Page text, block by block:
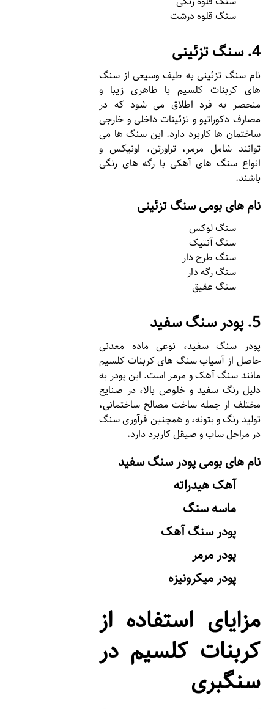
سنگ قلوه درشت
4. سنگ تزئینی
نام سنگ تزئینی به طیف وسیعی از سنگ
های کربنات کلسیم با ظاهری زیبا و
منحصر به فرد اطلاق می شود که در
مصارف دکوراتیو و تزئینات داخلی و خارجی
ساختمان ها کاربرد دارد. این سنگ ها می
توانند شامل مرمر، تراورتن، اونیکس و
انواع سنگ های آهکی با رگه های رنگی
باشند.
نام های بومی سنگ تزئینی
سنگ لوکس
سنگ آنتیک
سنگ طرح دار
سنگ رگه دار
سنگ عقیق
5. پودر سنگ سفید
پودر سنگ سفید، نوعی ماده معدنی
حاصل از آسیاب سنگ های کربنات کلسیم
مانند سنگ آهک و مرمر است. این پودر به
دلیل رنگ سفید و خلوص بالا، در صنایع
مختلف از جمله ساخت مصالح ساختمانی،
تولید رنگ و بتونه، و همچنین فرآوری سنگ
در مراحل ساب و صیقل کاربرد دارد.
نام های بومی پودر سنگ سفید
آهک هیدراته
ماسه سنگ
پودر سنگ آهک
پودر مرمر
پودر میکرونیزه
مزایای استفاده از
کربنات کلسیم در
سنگبری